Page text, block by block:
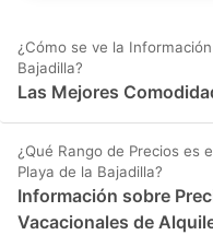
¿Cómo se ve la
Bajadilla?
Las Mejores
¿Qué Rango de Precios es
Playa de la Bajadilla?
Información sobre
Vacacionales de